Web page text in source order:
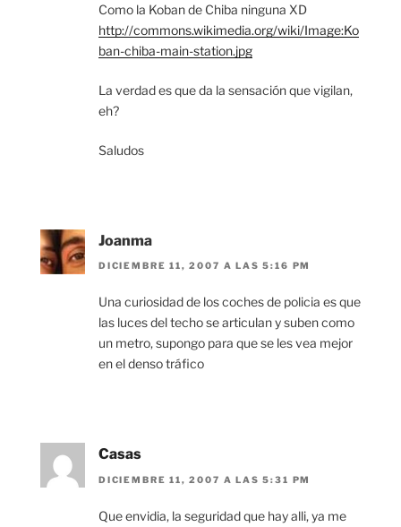
Como la Koban de Chiba ninguna XD
http://commons.wikimedia.org/wiki/Image:Ko
ban-chiba-main-station.jpg
La verdad es que da la sensación que vigilan,
eh?
Saludos
Joanma
DICIEMBRE 11, 2007 A LAS 5:16 PM
Una curiosidad de los coches de policia es que
las luces del techo se articulan y suben como
un metro, supongo para que se les vea mejor
en el denso tráfico
Casas
DICIEMBRE 11, 2007 A LAS 5:31 PM
Que envidia, la seguridad que hay alli, ya me